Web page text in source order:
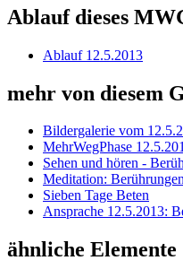
Ablauf dieses
Ablauf 12.5.2013
mehr von diesem
Bildergalerie vom
MehrWegPhase
Sehen und hören -
Meditation:
Sieben Tage Beten
Ansprache 12.5.2013:
ähnliche Elemente